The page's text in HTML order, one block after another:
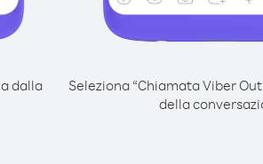
dalla
Seleziona “Chiamata Viber
della